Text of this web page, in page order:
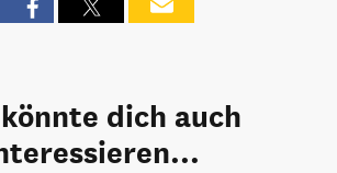
dich auch